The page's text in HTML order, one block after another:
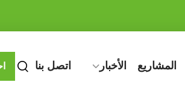
المشاريع الأخبار اتصل بنا